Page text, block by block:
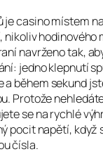
je casino místem
hodinového
navrženo tak,
jedno klepnutí
a během sekund
Protože
se na rychlé
pocit napětí, když
čísla.